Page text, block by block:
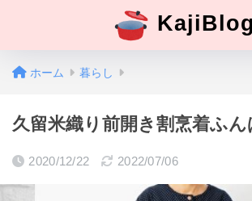
KajiBlog
ホーム 暮らし
久留米織り前開き割烹着ふん
2020/12/22 2022/07/06